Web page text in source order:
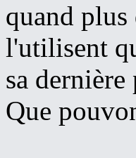
quand plus
l'utilisent
sa dernière
Que